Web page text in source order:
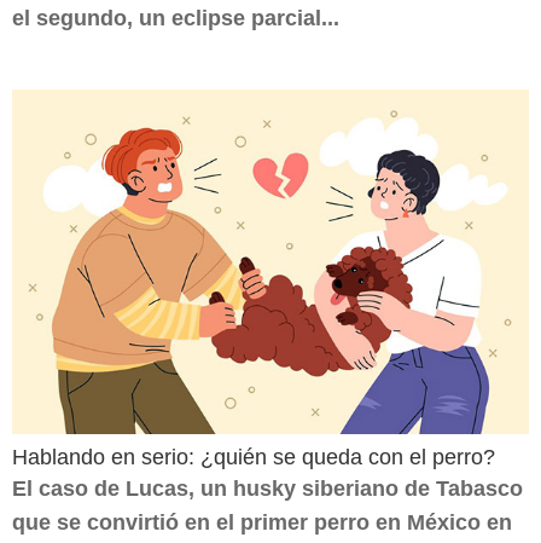
el segundo, un eclipse parcial...
Hablando en serio: ¿quién se queda con el perro?
El caso de Lucas, un husky siberiano de Tabasco
que se convirtió en el primer perro en México en